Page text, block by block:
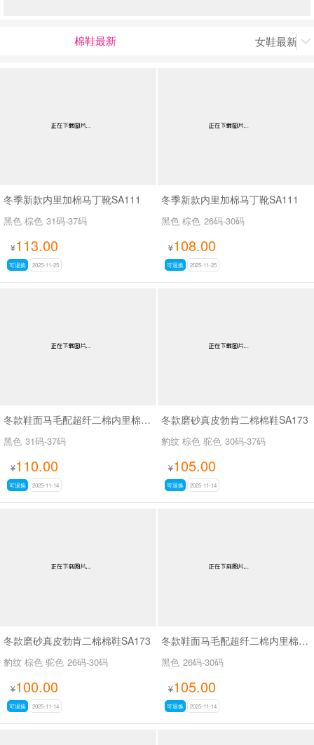
棉鞋最新 女鞋最新上

冬季新款内里加棉马丁靴SA111
黑色 棕色 31码-37码
¥113.00
可退换 2025-11-25
冬季新款内里加棉马丁靴SA111
黑色 棕色 26码-30码
¥108.00
可退换 2025-11-25
冬款鞋面马毛配超纤二棉内里棉鞋SA207
黑色 31码-37码
¥110.00
可退换 2025-11-14
冬款磨砂真皮勃肯二棉棉鞋SA173
豹纹 棕色 驼色 30码-37码
¥105.00
可退换 2025-11-14
冬款磨砂真皮勃肯二棉棉鞋SA173
豹纹 棕色 驼色 26码-30码
¥100.00
可退换 2025-11-14
冬款鞋面马毛配超纤二棉内里棉鞋SA207
黑色 26码-30码
¥105.00
可退换 2025-11-14